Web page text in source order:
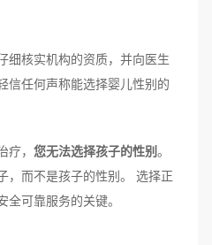
细核实机构的资质，并向医生
信任何声称能选择婴儿性别的
， 您无法选择孩子的性别。
，而不是孩子的性别。 选择正
可靠服务的关键。